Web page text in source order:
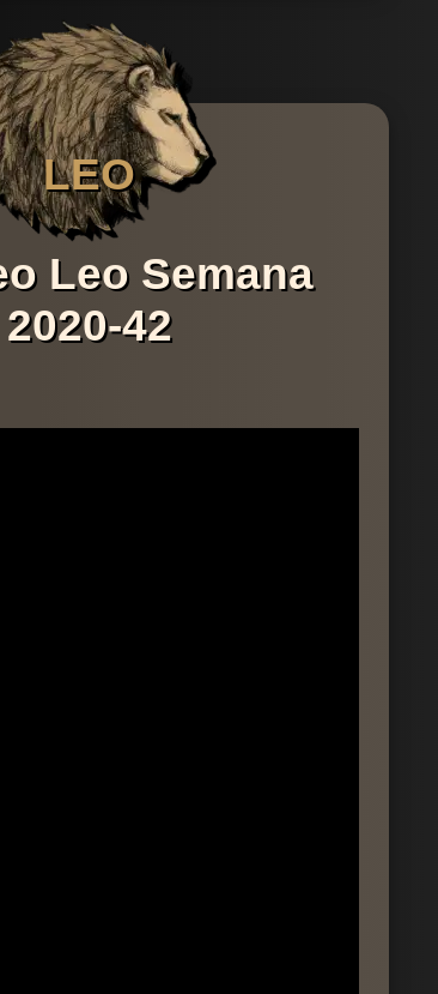
LEO
Leo Semana
2020-42